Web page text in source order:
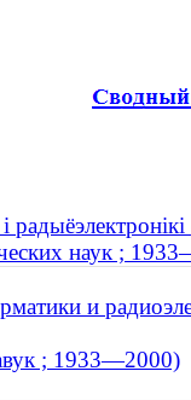
наук ;
и
; 1933—2000)